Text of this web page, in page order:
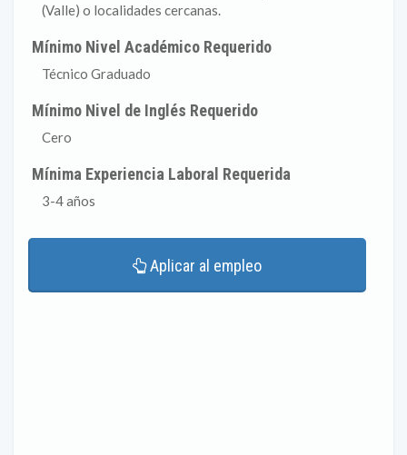
(Valle) o localidades cercanas.
Mínimo Nivel Académico Requerido
Técnico Graduado
Mínimo Nivel de Inglés Requerido
Cero
Mínima Experiencia Laboral Requerida
3-4 años
Aplicar al empleo